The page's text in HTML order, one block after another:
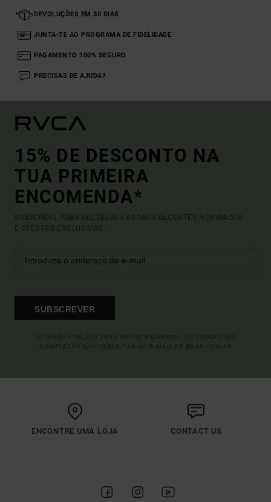
DEVOLUÇÕES EM 30 DIAS
JUNTA-TE AO PROGRAMA DE FIDELIDADE
PAGAMENTO 100% SEGURO
PRECISAS DE AJUDA?
15% DE DESCONTO NA
TUA PRIMEIRA
ENCOMENDA*
SUBSCREVE PARA RECEBERES AS MAIS RECENTES NOVIDADES
E OFERTAS EXCLUSIVAS.
SUBSCREVER
ENCONTRE UMA LOJA CONTACT US